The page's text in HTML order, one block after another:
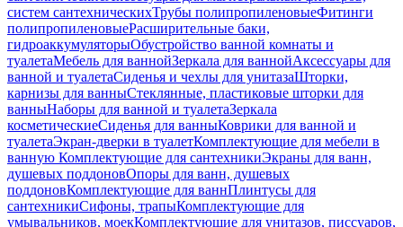
систем сантехническихТрубы полипропиленовыеФитинги
полипропиленовыеРасширительные баки,
гидроаккумуляторыОбустройство ванной комнаты и
туалетаМебель для ваннойЗеркала для ваннойАксессуары для
ванной и туалетаСиденья и чехлы для унитазаШторки,
карнизы для ванныСтеклянные, пластиковые шторки для
ванныНаборы для ванной и туалетаЗеркала
косметическиеСиденья для ванныКоврики для ванной и
туалетаЭкран-дверки в туалетКомплектующие для мебели в
ванную Комплектующие для сантехникиЭкраны для ванн,
душевых поддоновОпоры для ванн, душевых
поддоновКомплектующие для ваннПлинтусы для
сантехникиСифоны, трапыКомплектующие для
умывальников, моекКомплектующие для унитазов, писсуаров,